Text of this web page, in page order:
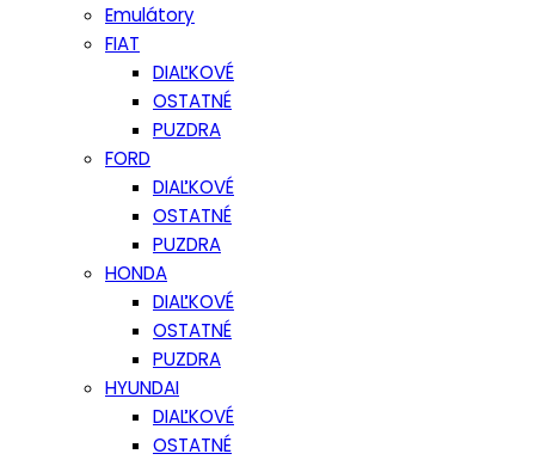
Emulátory
FIAT
DIAĽKOVÉ
OSTATNÉ
PUZDRA
FORD
DIAĽKOVÉ
OSTATNÉ
PUZDRA
HONDA
DIAĽKOVÉ
OSTATNÉ
PUZDRA
HYUNDAI
DIAĽKOVÉ
OSTATNÉ